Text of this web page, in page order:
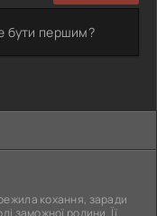
бути першим?
кохання, заради
заможної родини. Її